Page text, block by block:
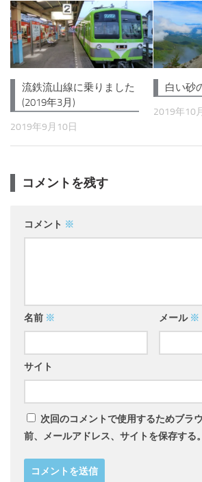
流鉄流山線に乗りました
(2019年3月)
2019年9月10日
白い砂
2019年10
コメントを残す
コメント ※
名前 ※ メール ※
サイト
次回のコメントで使用するためブラ
前、メールアドレス、サイトを保存する。